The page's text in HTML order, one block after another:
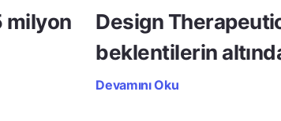
milyon
Design
beklentilerin
Devamını Oku